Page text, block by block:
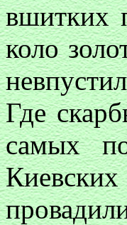
вшитких
коло
Где
самых